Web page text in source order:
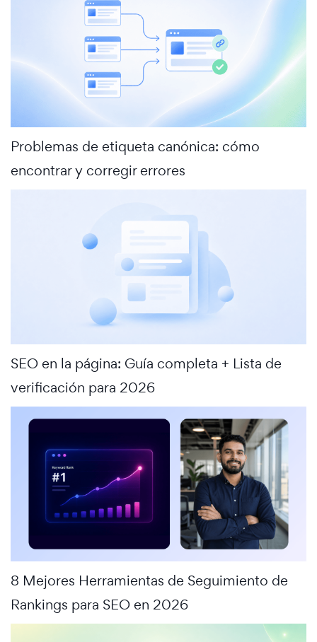
Problemas de etiqueta canónica: cómo
encontrar y corregir errores
SEO en la página: Guía completa + Lista de
verificación para 2026
8 Mejores Herramientas de Seguimiento de
Rankings para SEO en 2026